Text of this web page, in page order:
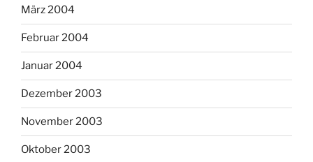
März 2004
Februar 2004
Januar 2004
Dezember 2003
November 2003
Oktober 2003